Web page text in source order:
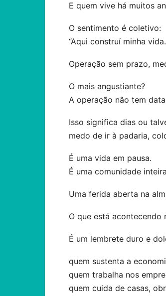
E quem vive há muitos
O sentimento é coletivo:
“Aqui construí minha
Operação sem prazo,
O mais angustiante?
A operação não tem
Isso significa dias ou
medo de ir à padaria,
É uma vida em pausa.
É uma comunidade
Uma ferida aberta na
O que está acontecendo
É um lembrete duro e
quem sustenta a
quem trabalha nos
quem cuida de casas,